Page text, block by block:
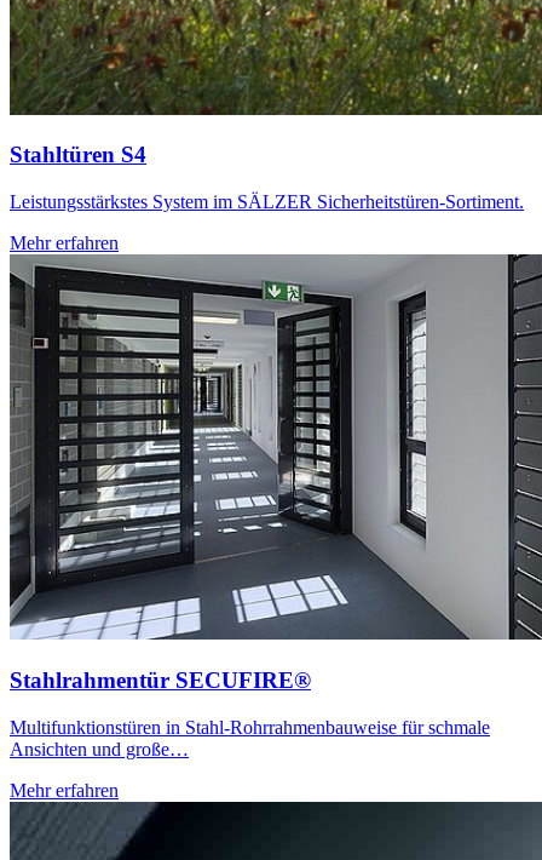
Stahltüren S4
Leistungsstärkstes System im SÄLZER Sicherheitstüren-Sortiment.
Mehr erfahren
Stahlrahmentür SECUFIRE®
Multifunktionstüren in Stahl-Rohrrahmenbauweise für schmale
Ansichten und große…
Mehr erfahren